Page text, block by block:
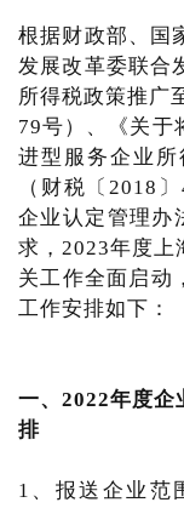
根据财政部、国
发展改革委联合
所得税政策推广
79号）、《关于
进型服务企业所
（财税〔2018
企业认定管理办
求，2023年度上
关工作全面启动
工作安排如下：
一、2022年度企
排
1、报送企业范